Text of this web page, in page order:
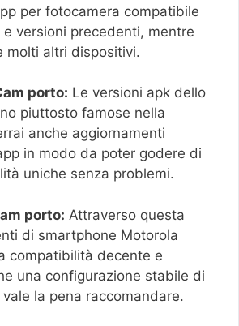
per fotocamera compatibile
versioni precedenti, mentre
molti altri dispositivi.
porto: Le versioni apk dello
piuttosto famose nella
anche aggiornamenti
in modo da poter godere di
uniche senza problemi.
porto: Attraverso questa
di smartphone Motorola
compatibilità decente e
una configurazione stabile di
vale la pena raccomandare.